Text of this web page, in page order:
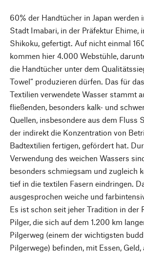
60% der Handtücher in Japan werden
Stadt Imabari, in der Präfektur Ehime,
Shikoku, gefertigt. Auf nicht einmal
kommen hier 4.000 Webstühle,
die Handtücher unter dem
Towel“ produzieren dürfen. Das für
Textilien verwendete Wasser stammt
fließenden, besonders kalk- und
Quellen, insbesondere aus dem Fluss
der indirekt die Konzentration von
Badtextilien fertigen, gefördert hat.
Verwendung des weichen Wassers
besonders schmiegsam und zugleich
tief in die textilen Fasern eindringen.
ausgesprochen weiche und
Es ist schon seit jeher Tradition in der
Pilger, die sich auf dem 1.200 km
Pilgerweg (einem der wichtigsten
Pilgerwege) befinden, mit Essen, Geld,